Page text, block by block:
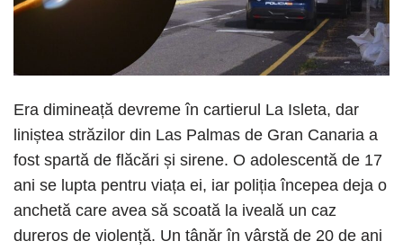
Era dimineață devreme în cartierul La Isleta, dar
liniștea străzilor din Las Palmas de Gran Canaria a
fost spartă de flăcări și sirene. O adolescentă de 17
ani se lupta pentru viața ei, iar poliția începea deja o
anchetă care avea să scoată la iveală un caz
dureros de violență. Un tânăr în vârstă de 20 de ani